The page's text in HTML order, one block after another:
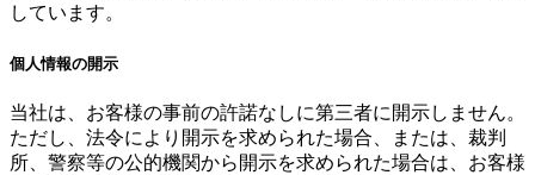
しています。
個人情報の開示
当社は、お客様の事前の許諾なしに第三者に開示しません。
ただし、法令により開示を求められた場合、または、裁判
所、警察等の公的機関から開示を求められた場合は、お客様